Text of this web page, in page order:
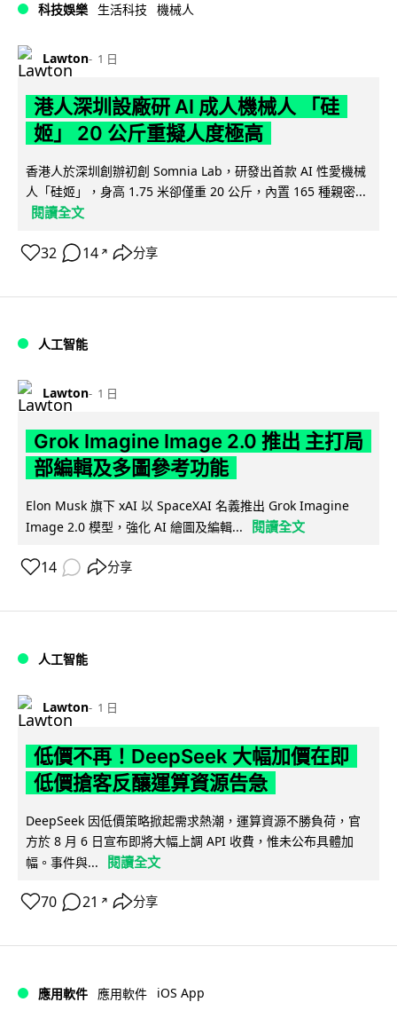
科技娛樂 生活科技 機械人
Lawton 1 日
港人深圳設廠研 AI 成人機械人 「硅
姬」 20 公斤重擬人度極高
香港人於深圳創辦初創 Somnia Lab，研發出首款 AI 性愛機械
人「硅姬」，身高 1.75 米卻僅重 20 公斤，內置 165 種親密...
閱讀全文
32 14 ↗ 分享
人工智能
Lawton 1 日
Grok Imagine Image 2.0 推出 主打局
部編輯及多圖參考功能
Elon Musk 旗下 xAI 以 SpaceXAI 名義推出 Grok Imagine
Image 2.0 模型，強化 AI 繪圖及編輯...
閱讀全文
14 分享
人工智能
Lawton 1 日
低價不再！DeepSeek 大幅加價在即
低價搶客反釀運算資源告急
DeepSeek 因低價策略掀起需求熱潮，運算資源不勝負荷，官
方於 8 月 6 日宣布即將大幅上調 API 收費，惟未公布具體加
幅。事件與...
閱讀全文
70 21 ↗ 分享
應用軟件 應用軟件 iOS App